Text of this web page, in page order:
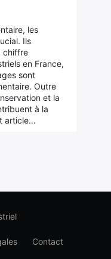
les
Ils
chiffre
en France,
sont
Outre
et la
à la
article…
Contact